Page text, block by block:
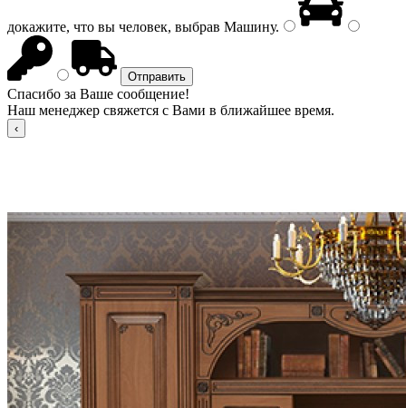
докажите, что вы человек, выбрав Машину.
Спасибо за Ваше сообщение!
Наш менеджер свяжется с Вами в ближайшее время.